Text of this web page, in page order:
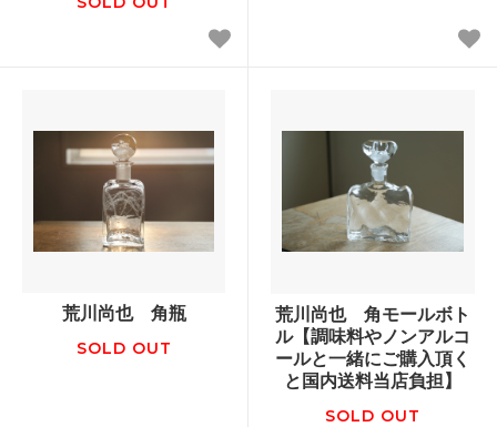
荒川尚也 角瓶
SOLD OUT
荒川尚也 角モールボト
ル【調味料やノンアルコ
ールと一緒にご購入頂く
と国内送料当店負担】
SOLD OUT